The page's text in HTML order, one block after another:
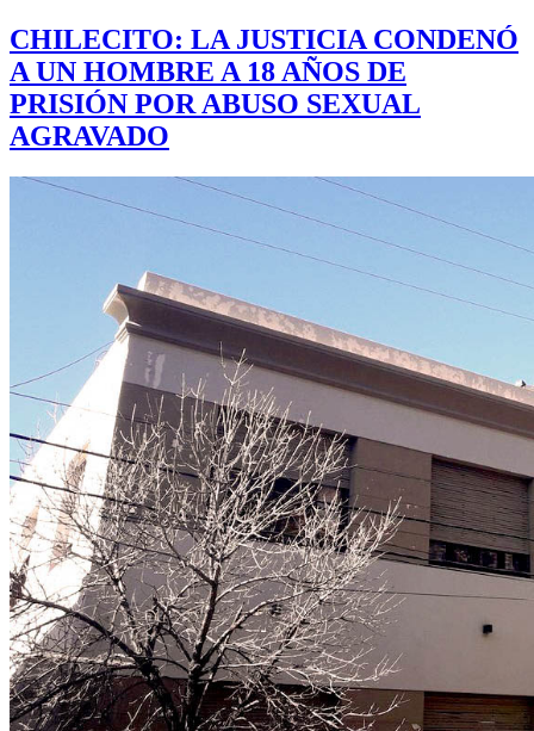
CHILECITO: LA JUSTICIA CONDENÓ
A UN HOMBRE A 18 AÑOS DE
PRISIÓN POR ABUSO SEXUAL
AGRAVADO